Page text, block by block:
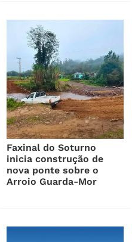
Faxinal do Soturno
inicia construção de
nova ponte sobre o
Arroio Guarda-Mor